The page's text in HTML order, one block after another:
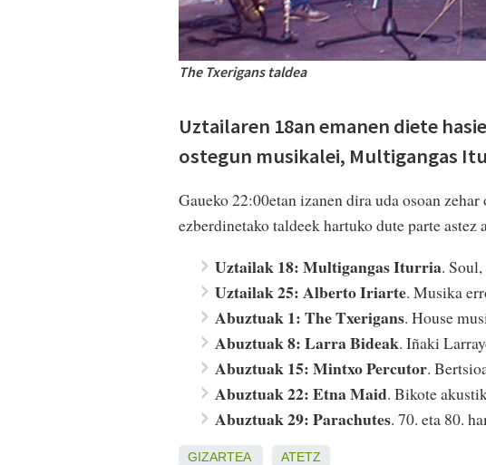
The Txerigans taldea
Uztailaren 18an emanen diete
ostegun musikalei, Multigangas
Gaueko 22:00etan izanen dira uda osoan
ezberdinetako taldeek hartuko dute parte astez
Uztailak 18: Multigangas Iturria.
Uztailak 25: Alberto Iriarte. Musika
Abuztuak 1: The Txerigans. House
Abuztuak 8: Larra Bideak. Iñaki
Abuztuak 15: Mintxo Percutor.
Abuztuak 22: Etna Maid. Bikote
Abuztuak 29: Parachutes. 70. eta 80.
GIZARTEA ATETZ